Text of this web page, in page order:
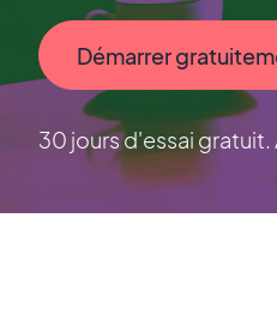
Démarrer
30 jours d'essai